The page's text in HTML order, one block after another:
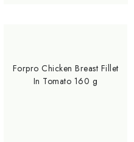
Forpro Chicken Breast Fillet
In Tomato 160 g